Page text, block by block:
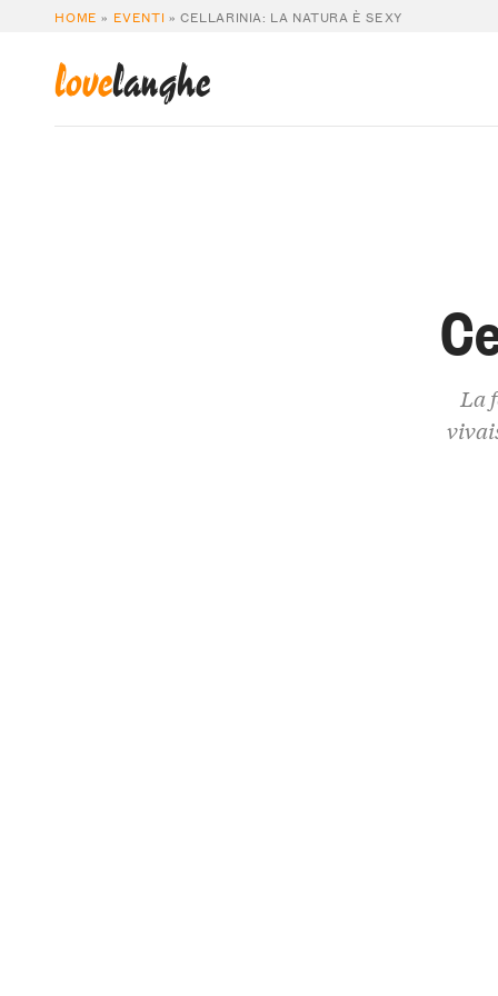
HOME » EVENTI »CELLARINIA: LA NATURA È SEXY
lovelanghe
La